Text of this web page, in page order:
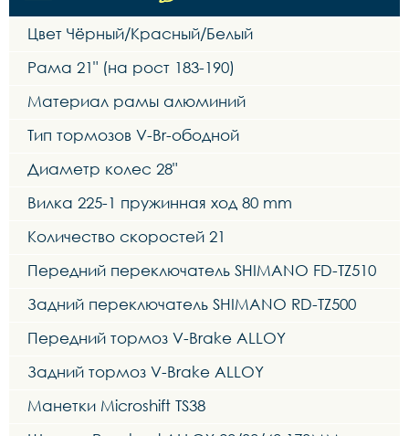
Цвет Чёрный/Красный/Белый
Рама 21" (на рост 183-190)
Материал рамы алюминий
Тип тормозов V-Br-ободной
Диаметр колес 28"
Вилка 225-1 пружинная ход 80 mm
Количество скоростей 21
Передний переключатель SHIMANO FD-TZ510
Задний переключатель SHIMANO RD-TZ500
Передний тормоз V-Brake ALLOY
Задний тормоз V-Brake ALLOY
Манетки Microshift TS38